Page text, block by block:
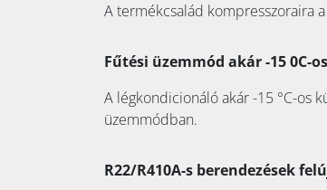
A termékcsalád kompresszoraira
Fűtési üzemmód akár -15 0C-
A légkondicionáló akár -15 °C-os
üzemmódban.
R22/R410A-s berendezések